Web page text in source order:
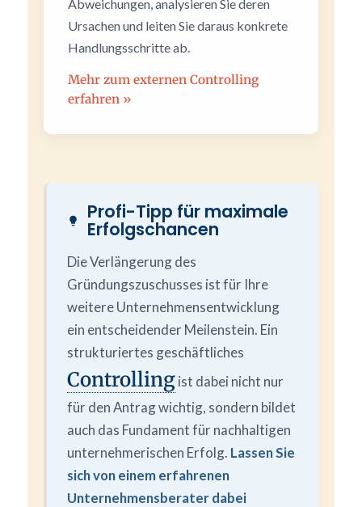
Abweichungen, analysieren Sie deren
Ursachen und leiten Sie daraus konkrete
Handlungsschritte ab.
Mehr zum externen Controlling
erfahren »
Profi-Tipp für maximale
Erfolgschancen
Die Verlängerung des
Gründungszuschusses ist für Ihre
weitere Unternehmensentwicklung
ein entscheidender Meilenstein. Ein
strukturiertes geschäftliches
Controllingist dabei nicht nur
für den Antrag wichtig, sondern bildet
auch das Fundament für nachhaltigen
unternehmerischen Erfolg. Lassen Sie
sich von einem erfahrenen
Unternehmensberater dabei